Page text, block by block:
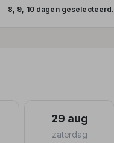
8, 9, 10 dagen geselecteerd.
29 aug
zaterdag